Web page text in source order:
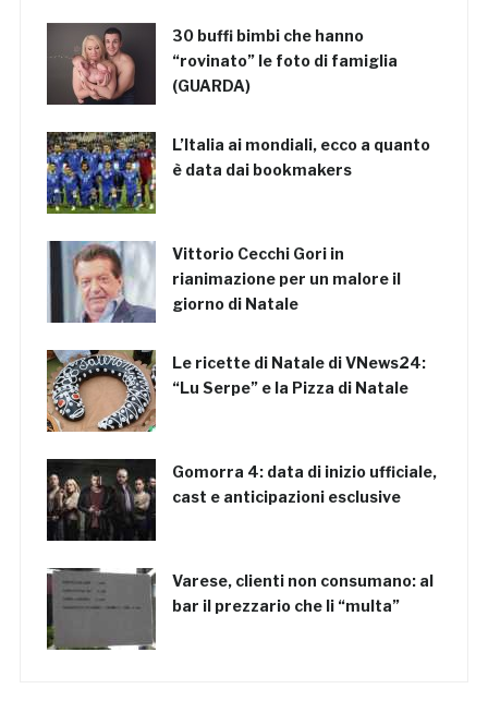
30 buffi bimbi che hanno
“rovinato” le foto di famiglia
(GUARDA)
L’Italia ai mondiali, ecco a quanto
è data dai bookmakers
Vittorio Cecchi Gori in
rianimazione per un malore il
giorno di Natale
Le ricette di Natale di VNews24:
“Lu Serpe” e la Pizza di Natale
Gomorra 4: data di inizio ufficiale,
cast e anticipazioni esclusive
Varese, clienti non consumano: al
bar il prezzario che li “multa”